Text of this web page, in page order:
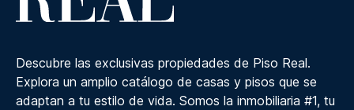
Descubre las exclusivas propiedades de Piso Real.
Explora un amplio catálogo de casas y pisos que se
adaptan a tu estilo de vida. Somos la inmobiliaria #1, tu